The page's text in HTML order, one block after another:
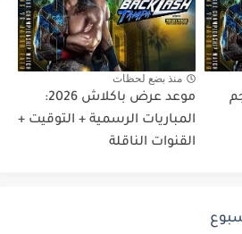
مترجم
منذ بضع لحظات
موعد عرض باكلاش 2026:
المباريات الرسمية + التوقيت +
القنوات الناقلة